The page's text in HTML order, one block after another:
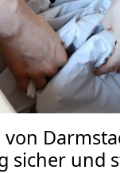
von
sicher und